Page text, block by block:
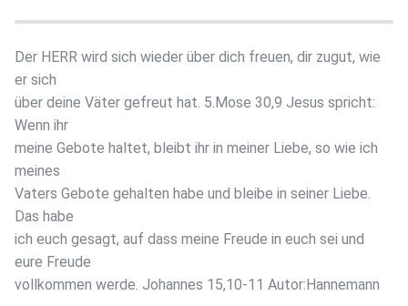
Der HERR wird sich wieder über dich freuen, dir zugut, wie
er sich
über deine Väter gefreut hat. 5.Mose 30,9 Jesus spricht:
Wenn ihr
meine Gebote haltet, bleibt ihr in meiner Liebe, so wie ich
meines
Vaters Gebote gehalten habe und bleibe in seiner Liebe.
Das habe
ich euch gesagt, auf dass meine Freude in euch sei und
eure Freude
vollkommen werde. Johannes 15,10-11 Autor:Hannemann